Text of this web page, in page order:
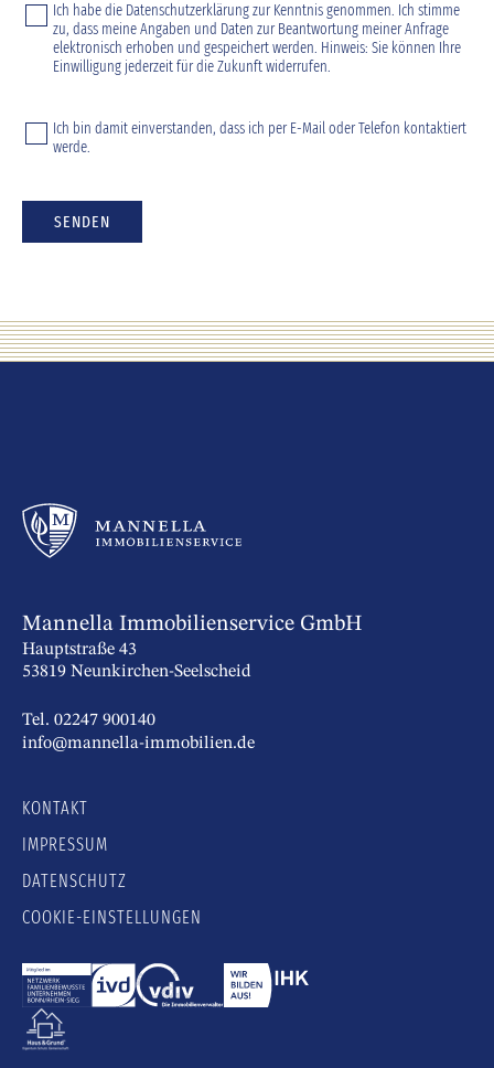
Ich habe die Datenschutzerklärungzur Kenntnis genommen. Ich stimme
zu, dass meine Angaben und Daten zur Beantwortung meiner Anfrage
elektronisch erhoben und gespeichert werden. Hinweis: Sie können Ihre
Einwilligung jederzeit für die Zukunft widerrufen.
Ich bin damit einverstanden, dass ich per E-Mail oder Telefon kontaktiert
werde.
SENDEN
Mannella Immobilienservice GmbH
Hauptstraße 43
53819 Neunkirchen-Seelscheid
Tel. 02247 900140
info@mannella-immobilien.de
KONTAKT
IMPRESSUM
DATENSCHUTZ
COOKIE-EINSTELLUNGEN